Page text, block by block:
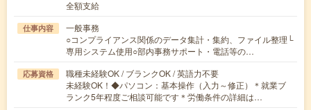
全額支給
仕事内容
一般事務
○コンプライアンス関係のデータ集計・集約、ファイル整理└
専用システム使用○部内事務サポート・電話等の…
応募資格
職種未経験OK / ブランクOK / 英語力不要
未経験OK！◆パソコン：基本操作（入力～修正）＊就業ブ
ランク5年程度ご相談可能です＊労働条件の詳細は…